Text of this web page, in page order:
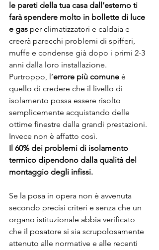
le pareti della tua casa dall’esterno ti
farà spendere molto in bollette di luce
e gas per climatizzatori e caldaia e
creerà parecchi problemi di spifferi,
muffe e condense già dopo i primi 2-3
anni dalla loro installazione.
Purtroppo, l’errore più comune è
quello di credere che il livello di
isolamento possa essere risolto
semplicemente acquistando delle
ottime finestre dalla grandi prestazioni.
Invece non è affatto così.
Il 60% dei problemi di isolamento
termico dipendono dalla qualità del
montaggio degli infissi.
Se la posa in opera non è avvenuta
secondo precisi criteri e senza che un
organo istituzionale abbia verificato
che il posatore si sia scrupolosamente
attenuto alle normative e alle recenti